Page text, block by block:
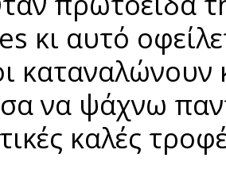
κι αυτό
καταναλώνουν
να ψάχνω
καλές